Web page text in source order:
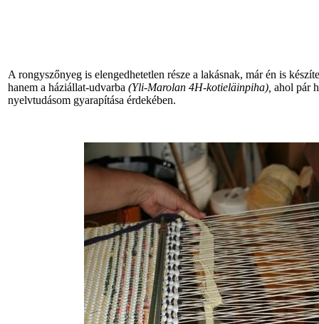
A rongyszőnyeg is elengedhetetlen része a lakásnak, már én is
hanem a háziállat-udvarba (Yli-Marolan 4H-kotieläinpiha), ahol pár
nyelvtudásom gyarapítása érdekében.